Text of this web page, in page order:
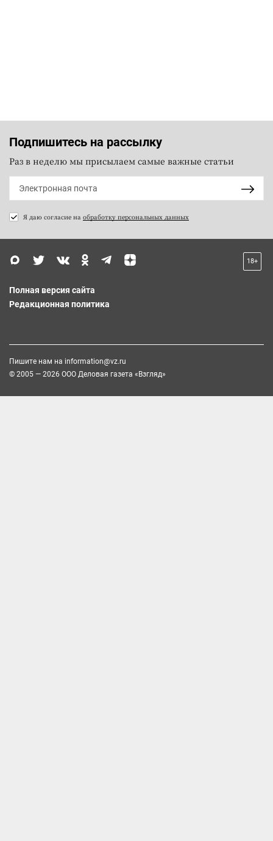
Подпишитесь на рассылку
Раз в неделю мы присылаем самые важные статьи
Я даю согласие на обработку персональных данных
18+
Полная версия сайта
Редакционная политика
Пишите нам на information@vz.ru
© 2005 — 2026 ООО Деловая газета «Взгляд»